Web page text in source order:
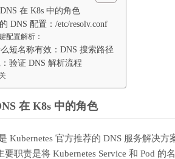
在 K8s 中的角色
DNS 配置：/etc/resolv.conf
配置解析：
短名称有效：DNS 搜索路径
验证 DNS 解析流程
在 K8s 中的角色
Kubernetes 官方推荐的 DNS 服务解决
要职责是将 Kubernetes Service 和 Pod 的